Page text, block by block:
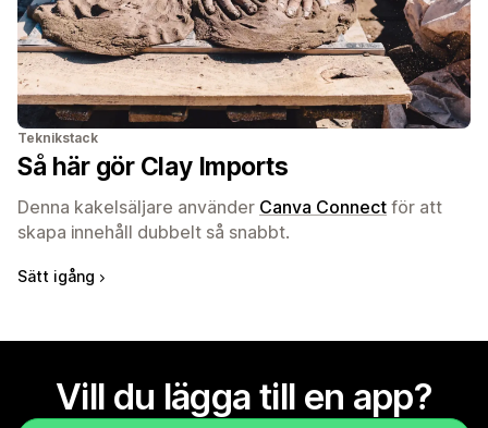
Teknikstack
Så här gör Clay Imports
Denna kakelsäljare använder Canva Connect för att
skapa innehåll dubbelt så snabbt.
Sätt igång
Vill du lägga till en app?